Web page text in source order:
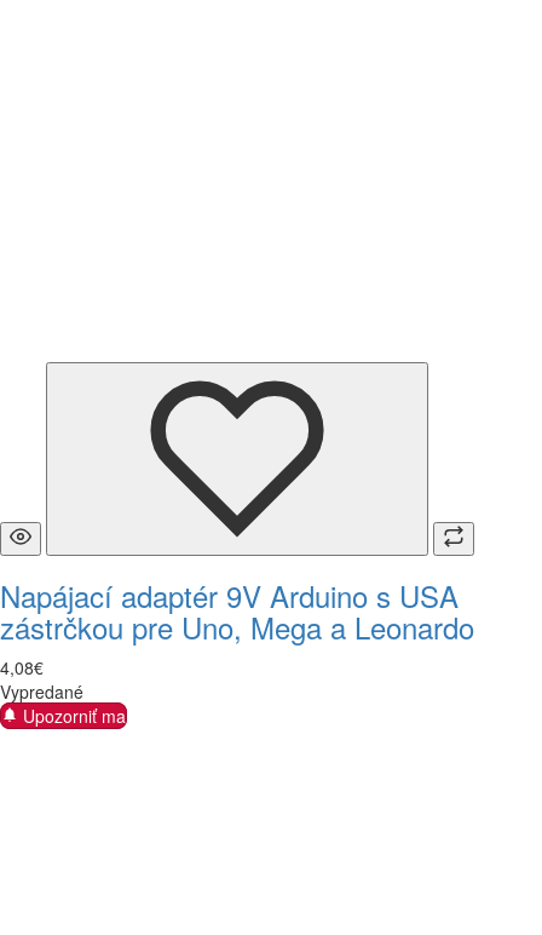
Napájací adaptér 9V Arduino s USA
zástrčkou pre Uno, Mega a Leonardo
4,08€
Vypredané
Upozorniť ma